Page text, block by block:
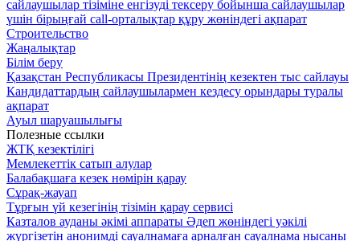
сайлаушылар тізіміне енгізуді тексеру бойынша сайлаушылар
үшін бірыңғай call-орталықтар құру жөніндегі ақпарат
Строительство
​​​​​​​Жаңалықтар
Білім беру
Қазақстан Республикасы Президентінің кезектен тыс сайлауы
Кандидаттардың сайлаушылармен кездесу орындары туралы
ақпарат
Ауыл шаруашылығы
Полезные ссылки
ЖТҚ кезектілігі
Мемлекеттік сатып алулар
Балабақшаға кезек нөмірін қарау
Сұрақ-жауап
Тұрғын үй кезегінің тізімін қарау сервисі
Казталов ауданы әкімі аппараты Әдеп жөніндегі уәкілі
жүргізетін анонимді сауалнамаға арналған сауалнама нысаны